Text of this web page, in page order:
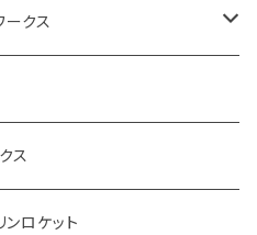
ークス
ス
ロケット